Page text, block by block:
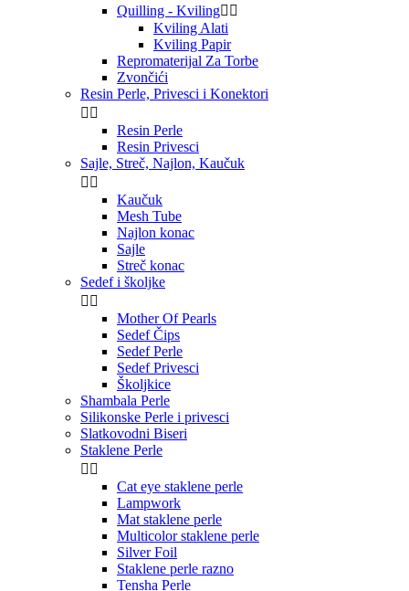
Quilling - Kviling 
Kviling Alati
Kviling Papir
Repromaterijal Za Torbe
Zvončići
Resin Perle, Privesci i Konektori
 
Resin Perle
Resin Privesci
Sajle, Streč, Najlon, Kaučuk
 
Kaučuk
Mesh Tube
Najlon konac
Sajle
Streč konac
Sedef i školjke
 
Mother Of Pearls
Sedef Čips
Sedef Perle
Sedef Privesci
Školjkice
Shambala Perle
Silikonske Perle i privesci
Slatkovodni Biseri
Staklene Perle
 
Cat eye staklene perle
Lampwork
Mat staklene perle
Multicolor staklene perle
Silver Foil
Staklene perle razno
Tensha Perle